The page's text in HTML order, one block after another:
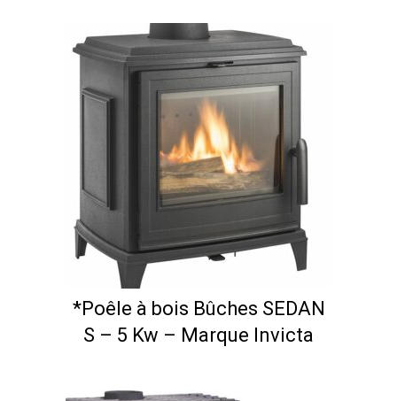
*Poêle à bois Bûches SEDAN
S – 5 Kw – Marque Invicta